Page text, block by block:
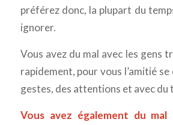
préférez donc, la plupart du
ignorer.
Vous avez du mal avec les gens
rapidement, pour vous l’amitié
gestes, des attentions et avec du
Vous avez également du mal